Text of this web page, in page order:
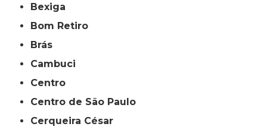
Bexiga
Bom Retiro
Brás
Cambuci
Centro
Centro de São Paulo
Cerqueira César